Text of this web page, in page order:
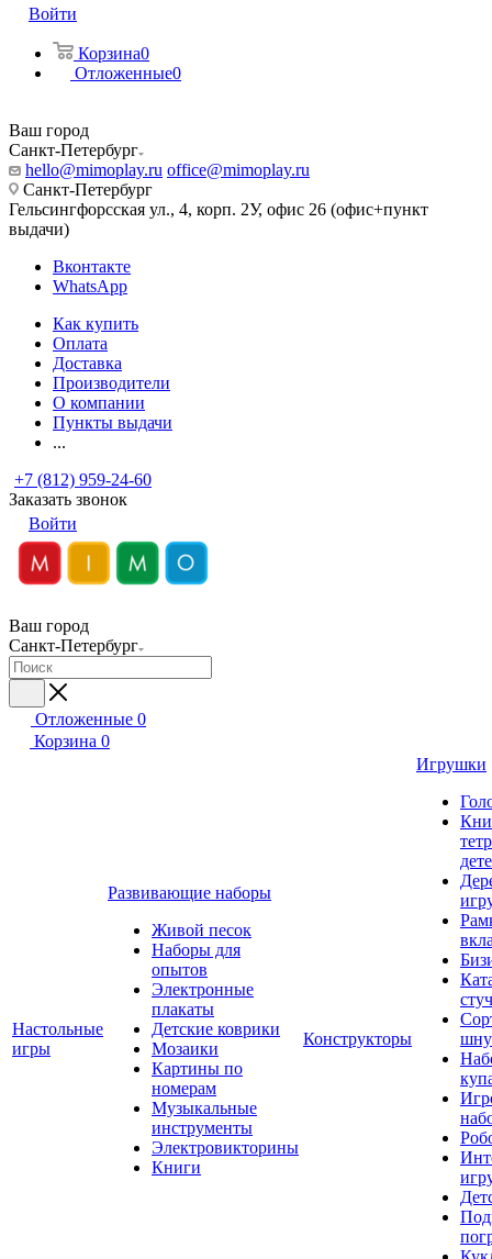
Войти
Корзина0
Отложенные0
Ваш город
Санкт-Петербург
hello@mimoplay.ru office@mimoplay.ru
Санкт-Петербург
Гельсингфорсская ул., 4, корп. 2У, офис 26 (офис+пункт
выдачи)
Вконтакте
WhatsApp
Как купить
Оплата
Доставка
Производители
О компании
Пункты выдачи
...
+7 (812) 959-24-60
Заказать звонок
Войти
Ваш город
Санкт-Петербург
Отложенные 0
Корзина 0
Настольные
игры
Развивающие наборы
Живой песок
Наборы для
опытов
Электронные
плакаты
Детские коврики
Мозаики
Картины по
номерам
Музыкальные
инструменты
Электровикторины
Книги
Конструкторы
Игрушки